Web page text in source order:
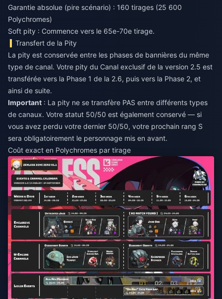
Garantie absolue (pire scénario) : 160 tirages (25 600
Polychromes)
Soft pity : Commence vers le 65e-70e tirage.
Transfert de la Pity
La pity est conservée entre les phases de bannières du même
type de canal. Votre pity du Canal exclusif de la version 2.5 est
transférée vers la Phase 1 de la 2.6, puis vers la Phase 2, et
ainsi de suite.
Important : La pity ne se transfère PAS entre différents types
de canaux. Votre statut 50/50 est également conservé — si
vous avez perdu votre dernier 50/50, votre prochain rang S
sera obligatoirement le personnage mis en avant.
Coût exact en Polychromes par tirage